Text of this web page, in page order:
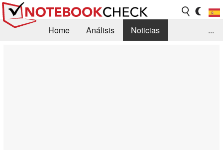
Home Análisis
Noticias
...